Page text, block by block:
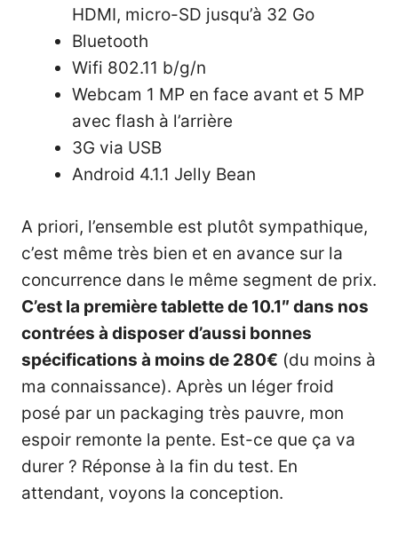
HDMI, micro-SD jusqu’à 32 Go
Bluetooth
Wifi 802.11 b/g/n
Webcam 1 MP en face avant et 5 MP
avec flash à l’arrière
3G via USB
Android 4.1.1 Jelly Bean
A priori, l’ensemble est plutôt sympathique,
c’est même très bien et en avance sur la
concurrence dans le même segment de prix.
C’est la première tablette de 10.1″ dans nos
contrées à disposer d’aussi bonnes
spécifications à moins de 280€ (du moins à
ma connaissance). Après un léger froid
posé par un packaging très pauvre, mon
espoir remonte la pente. Est-ce que ça va
durer ? Réponse à la fin du test. En
attendant, voyons la conception.